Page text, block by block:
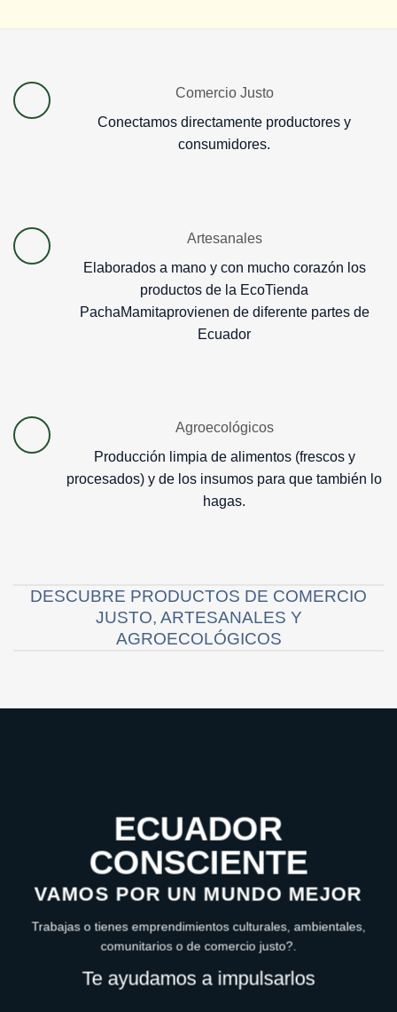
Comercio Justo
Conectamos directamente productores y
consumidores.
Artesanales
Elaborados a mano y con mucho corazón los
productos de la EcoTienda
PachaMamitaprovienen de diferente partes de
Ecuador
Agroecológicos
Producción limpia de alimentos (frescos y
procesados) y de los insumos para que también lo
hagas.
DESCUBRE PRODUCTOS DE COMERCIO
JUSTO, ARTESANALES Y
AGROECOLÓGICOS
ECUADOR
CONSCIENTE
VAMOS POR UN MUNDO MEJOR
Trabajas o tienes emprendimientos culturales, ambientales,
comunitarios o de comercio justo?.
Te ayudamos a impulsarlos